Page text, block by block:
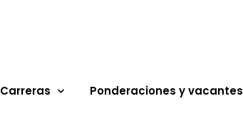
Carreras Ponderaciones y vacantes